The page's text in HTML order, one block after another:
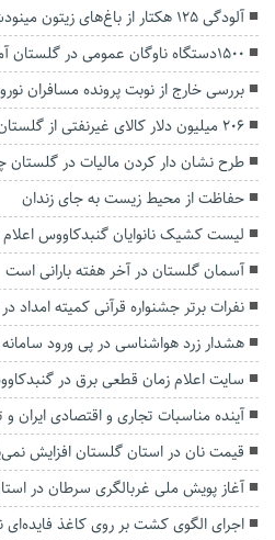
آلودگی ۱۲۵ هکتار از باغ‌های زیتون مینودشت به بیماری گال باکتریایی
۱۵۰۰دستگاه ناوگان عمومی در گلستان آماده جابه جایی مسافران نوروزی
بررسی خارج از نوبت پرونده مسافران
۲۰۶ میلیون دلار کالای غیرنفتی از گلستان صادر شد
طرح نشان دار کردن مالیات در
حفاظت از محیط زیست به جای زندان
لیست کشیک نانوایان گنبدکاووس
آسمان گلستان در آخر هفته بارانی است
نفرات برتر جشنواره قرآنی کمیته
هشدار زرد هواشناسی در پی ورود سامانه
سایت اعلام زمان قطعی برق در‌
آینده مناسبات تجاری و اقتصادی
قیمت نان در استان گلستان افزایش
آغاز پویش ملی غربالگری سرطان در
اجرای الگوی کشت بر روی کاغذ فایده‌ای